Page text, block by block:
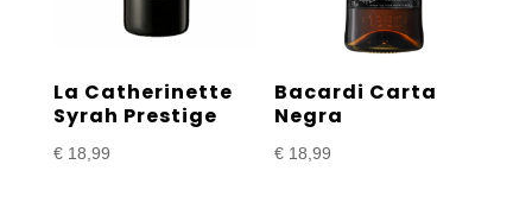
La Catherinette
Syrah Prestige
€18,99
Bacardi Carta
Negra
€ 18,99